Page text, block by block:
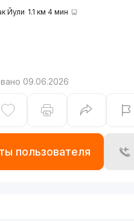
Йули 1.1 км 4 мин
09.06.2026
пользователя